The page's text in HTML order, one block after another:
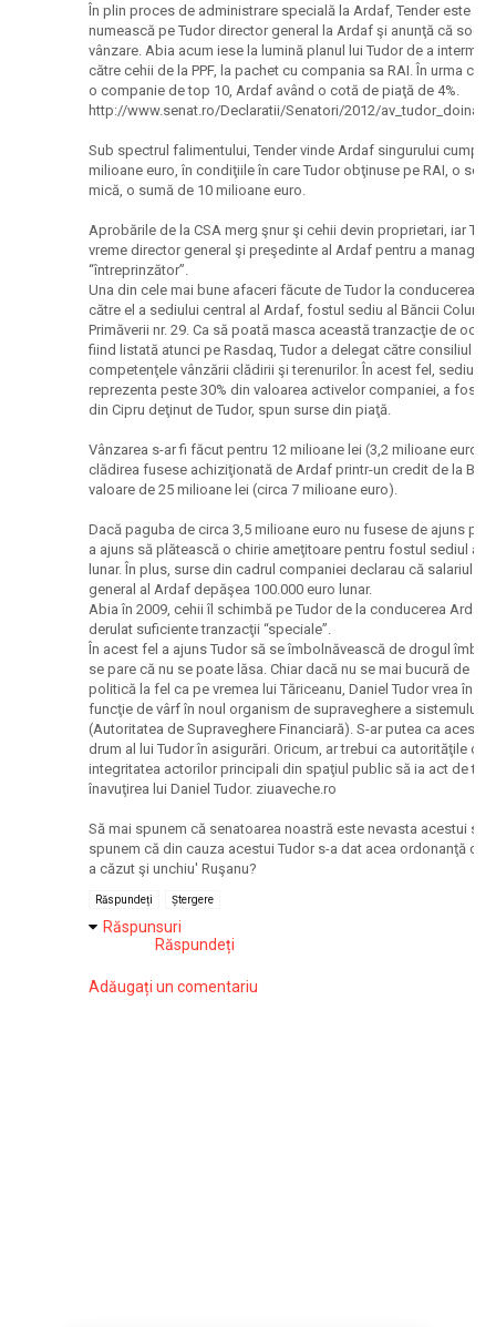
În plin proces de administrare specială la Ardaf, Tender este
numească pe Tudor director general la Ardaf şi anunţă că
vânzare. Abia acum iese la lumină planul lui Tudor de a
către cehii de la PPF, la pachet cu compania sa RAI. În urma
o companie de top 10, Ardaf având o cotă de piaţă de 4%.
http://www.senat.ro/Declaratii/Senatori/2012/
Sub spectrul falimentului, Tender vinde Ardaf singurului
milioane euro, în condiţiile în care Tudor obţinuse pe RAI, o
mică, o sumă de 10 milioane euro.
Aprobările de la CSA merg şnur şi cehii devin proprietari, iar
vreme director general şi preşedinte al Ardaf pentru a
“întreprinzător”.
Una din cele mai bune afaceri făcute de Tudor la conducerea
către el a sediului central al Ardaf, fostul sediu al Băncii
Primăverii nr. 29. Ca să poată masca această tranzacţie de
fiind listată atunci pe Rasdaq, Tudor a delegat către consiliul
competenţele vânzării clădirii şi terenurilor. În acest fel, sediul
reprezenta peste 30% din valoarea activelor companiei, a fost
din Cipru deţinut de Tudor, spun surse din piaţă.
Vânzarea s-ar fi făcut pentru 12 milioane lei (3,2 milioane euro),
clădirea fusese achiziţionată de Ardaf printr-un credit de la
valoare de 25 milioane lei (circa 7 milioane euro).
Dacă paguba de circa 3,5 milioane euro nu fusese de ajuns
a ajuns să plătească o chirie ameţitoare pentru fostul sediul al
lunar. În plus, surse din cadrul companiei declarau că salariul
general al Ardaf depăşea 100.000 euro lunar.
Abia în 2009, cehii îl schimbă pe Tudor de la conducerea Ardaf,
derulat suficiente tranzacţii “speciale”.
În acest fel a ajuns Tudor să se îmbolnăvească de drogul
se pare că nu se poate lăsa. Chiar dacă nu se mai bucură de
politică la fel ca pe vremea lui Tăriceanu, Daniel Tudor vrea în
funcţie de vârf în noul organism de supraveghere a sistemului
(Autoritatea de Supraveghere Financiară). S-ar putea ca acesta
drum al lui Tudor în asigurări. Oricum, ar trebui ca autorităţile ce
integritatea actorilor principali din spaţiul public să ia act de tot
înavuţirea lui Daniel Tudor. ziuaveche.ro
Să mai spunem că senatoarea noastră este nevasta acestui
spunem că din cauza acestui Tudor s-a dat acea ordonanţă
a căzut şi unchiu' Ruşanu?
Răspundeți Ștergere
Răspunsuri
Răspundeți
Adăugați un comentariu